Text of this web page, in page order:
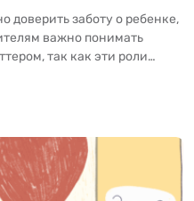
доверить заботу о ребенке,
важно понимать
так как эти роли
широко известно, то
практике
&hellip; <a
bebisitter-